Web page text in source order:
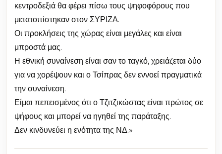
κεντροδεξιά θα φέρει πίσω τους ψηφοφόρους που
μετατοπίστηκαν στον ΣΥΡΙΖΑ.
Οι προκλήσεις της χώρας είναι μεγάλες και είναι
μπροστά μας.
Η εθνική συναίνεση είναι σαν το ταγκό, χρειάζεται δύο
για να χορέψουν και ο Τσίπρας δεν εννοεί πραγματικά
την συναίνεση.
Είμαι πεπεισμένος ότι ο Τζιτζικώστας είναι πρώτος σε
ψήφους και μπορεί να ηγηθεί της παράταξης.
Δεν κινδυνεύει η ενότητα της ΝΔ.»